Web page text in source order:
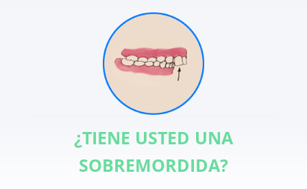
¿TIENE USTED UNA
SOBREMORDIDA?